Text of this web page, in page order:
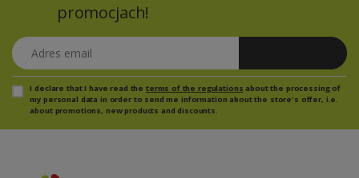
promocjach!
Adres email
I declare that I have read the terms of the regulations about the processing of
my personal data in order to send me information about the store's offer, i.e.
about promotions, new products and discounts.